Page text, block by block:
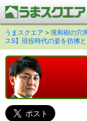
うまスクエア > 境和樹の穴
スS】現役時代の姿を彷彿